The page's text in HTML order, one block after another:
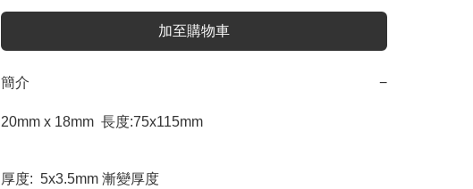
加至購物車
簡介 −
20mm x 18mm  長度:75x115mm
厚度:  5x3.5mm 漸變厚度